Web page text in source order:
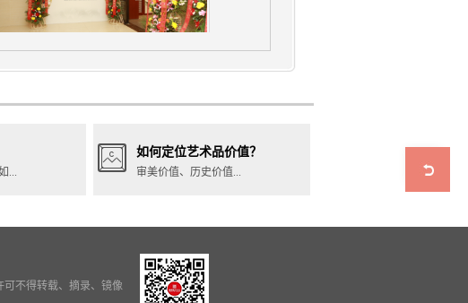
...
如何定位艺术品价值？
审美价值、历史价值...
可不得转载、摘录、镜像